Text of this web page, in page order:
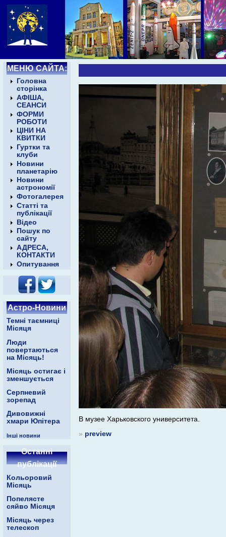
МЕНЮ САЙТА:
Головна
сторінка
АФІША,
СЕАНСИ
ФОРМИ
РОБОТИ
ЦІНИ НА
КВИТКИ
Гуртки та
клуби
Новини
планетарію
Новини
астрономії
Фотогалерея
Статті та
публікації
Відео
Пошук по
сайту
АДРЕСА,
КОНТАКТИ
Опитування
Астро-Новини
Темні таємниці
Місяця
Люди
повертаються
на Місяць!
Місяць остигає і
зменшується
Серпневий
зорепад
Дивовижні
хмари Юпітера
Інші новини
Останні
публікації
Кольоровий
Місяць
Попелясте
сяйво Місяця
Місяць через
телескоп
В музее Харьковского университета.
» preview